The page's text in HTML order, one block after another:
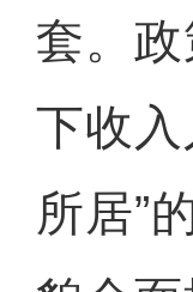
套。
下收
所居”